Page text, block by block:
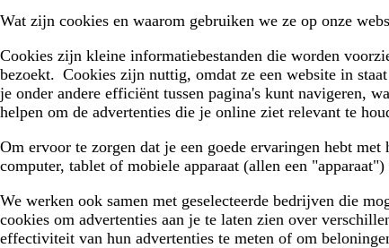
Wat zijn cookies en waarom gebruiken we ze op onze
Cookies zijn kleine informatiebestanden die worden
bezoekt. Cookies zijn nuttig, omdat ze een website in
je onder andere efficiënt tussen pagina's kunt navigeren,
helpen om de advertenties die je online ziet relevant te
Om ervoor te zorgen dat je een goede ervaringen hebt
computer, tablet of mobiele apparaat (allen een
We werken ook samen met geselecteerde bedrijven die
cookies om advertenties aan je te laten zien over
effectiviteit van hun advertenties te meten of om